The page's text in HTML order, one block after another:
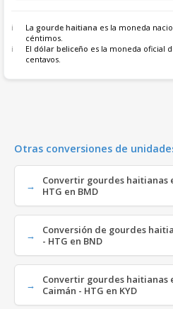
La gourde haitiana es la moneda
céntimos.
El dólar beliceño es la moneda oficial
centavos.
Otras conversiones de
Convertir gourdes haitianas
HTG en BMD
Conversión de gourdes
- HTG en BND
Convertir gourdes haitianas
Caimán - HTG en KYD